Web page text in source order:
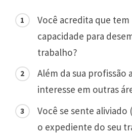
Você acredita que
capacidade para
trabalho?
Além da sua profissão
interesse em outras
Você se sente
o expediente do seu